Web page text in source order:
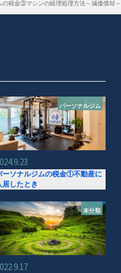
の税金③マシンの経理処理方法～減価償却～
パーソナルジム
ーソナルジムの税金①不動産に
居したとき
未分類